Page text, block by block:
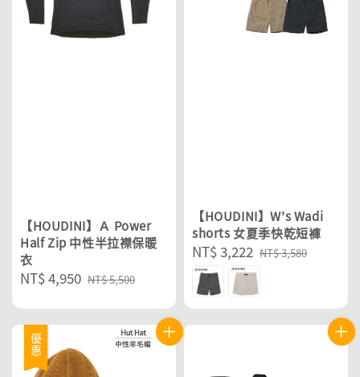
【HOUDINI】Ａ Power
Half Zip 中性半拉襟保暖
衣
Sale
NT$ 4,950 Regular
NT$ 5,500
【HOUDINI】W's Wadi
shorts 女夏季快乾短褲
Sale
price
NT$ 3,222 Regular
NT$ 3,580
優惠